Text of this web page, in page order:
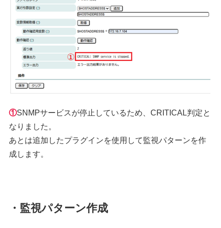
①SNMPサービスが停止しているため、CRITICAL判定と
なりました。
あとは追加したプラグインを使用して監視パターンを作
成します。
・監視パターン作成